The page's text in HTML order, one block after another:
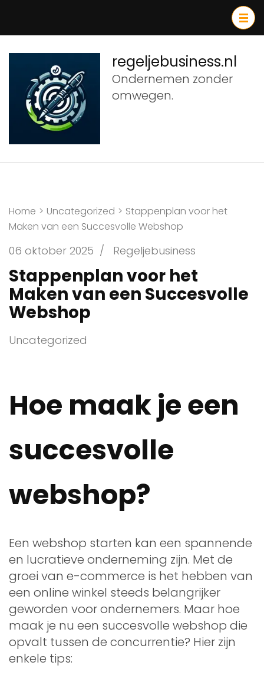
inhoud
(druk
Enter)
regeljebusiness.nl
Ondernemen zonder
omwegen.
Home > Uncategorized > Stappenplan voor het
Maken van een Succesvolle Webshop
06 oktober 2025 / Regeljebusiness
Stappenplan voor het
Maken van een Succesvolle
Webshop
Uncategorized
Hoe maak je een
succesvolle
webshop?
Een webshop starten kan een spannende
en lucratieve onderneming zijn. Met de
groei van e-commerce is het hebben van
een online winkel steeds belangrijker
geworden voor ondernemers. Maar hoe
maak je nu een succesvolle webshop die
opvalt tussen de concurrentie? Hier zijn
enkele tips: